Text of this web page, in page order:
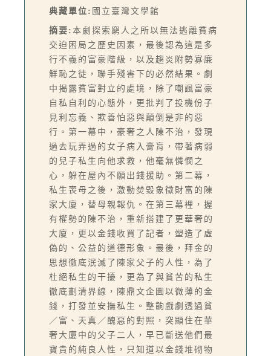
典藏單位: 國立臺灣文學館
摘要: 本劇探索窮人之所以無法逃離貧病
交迫困局之歷史因素，最後認為這是多
行不義的富豪階級，以及趨炎附勢寡廉
鮮恥之徒，聯手殘害下的必然結果。劇
中揭露貧富對立的處境，除了嘲諷富豪
自私自利的心態外，更批判了投機份子
見利忘義、欺善怕惡與顛倒是非的惡
行。第一幕中，豪奢之人陳不治，發現
過去玩弄過的女子病入膏肓，帶著病弱
的兒子私生向他求救，他毫無憐憫之
心，躲在屋內不願出錢援助。第二幕，
私生喪母之後，激動焚毀象徵財富的陳
家大廈，替母親報仇。在第三幕裡，握
有權勢的陳不治，重新搭建了更華奢的
大廈，更以金錢收買了記者，塑造了虛
偽的、公益的道德形象。最後，拜金的
思想徹底泯滅了陳家父子的人性，為了
杜絕私生的干擾，更為了與貧苦的私生
徹底劃清界線，陳鼎文企圖以微薄的金
錢，打發並安撫私生。整齣戲劇透過貧
／富、天真／醜惡的對照，突顯住在華
奢大廈中的父子二人，早已斷送他們最
寶貴的純良人性，只知道以金錢堆砌物